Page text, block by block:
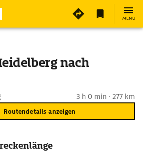
MENÜ
nach
3 h 0 min · 277 km
Routendetails anzeigen